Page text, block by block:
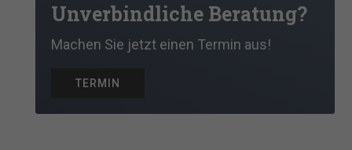
Unverbindliche Beratung?
Machen Sie jetzt einen Termin aus!
TERMIN